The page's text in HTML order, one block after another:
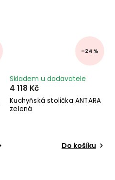
–24 %
Kuchyňská stolička ANTARA
zelená
Skladem u dodavatele
4 118 Kč
Do košíku